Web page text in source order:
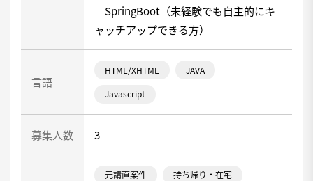
SpringBoot（未経験でも自主的にキ
ャッチアップできる方）
言語
HTML/XHTML JAVA
Javascript
募集人数 3
元請直案件 持ち帰り・在宅